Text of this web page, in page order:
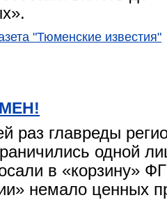
"Тюменские известия"
раз главреды
одной
в «корзину»
немало ценных